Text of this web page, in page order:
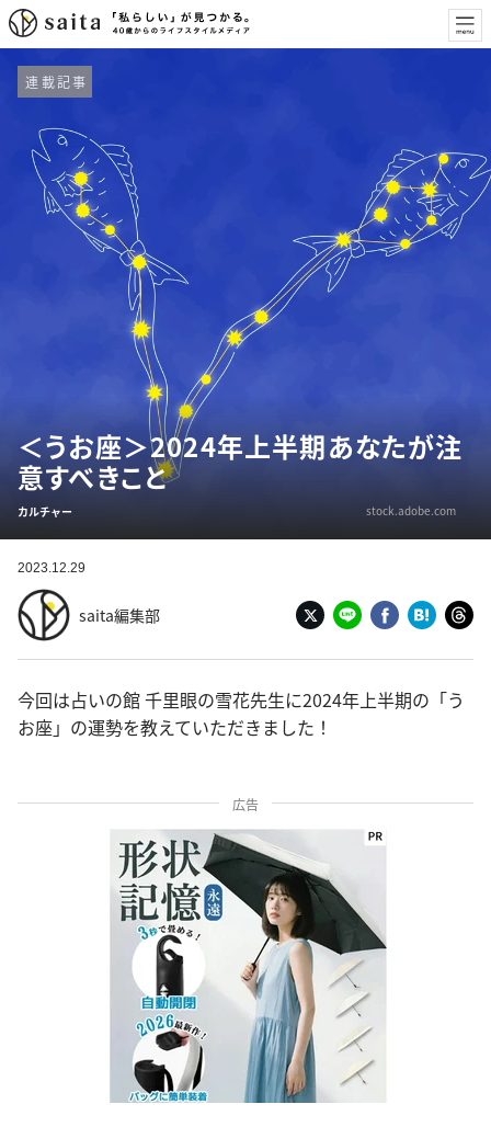
連載記事
＜うお座＞2024年上半期あなたが注
意すべきこと
カルチャー stock.adobe.com
2023.12.29
saita編集部
今回は占いの館 千里眼の雪花先生に2024年上半期の「う
お座」の運勢を教えていただきました！
広告